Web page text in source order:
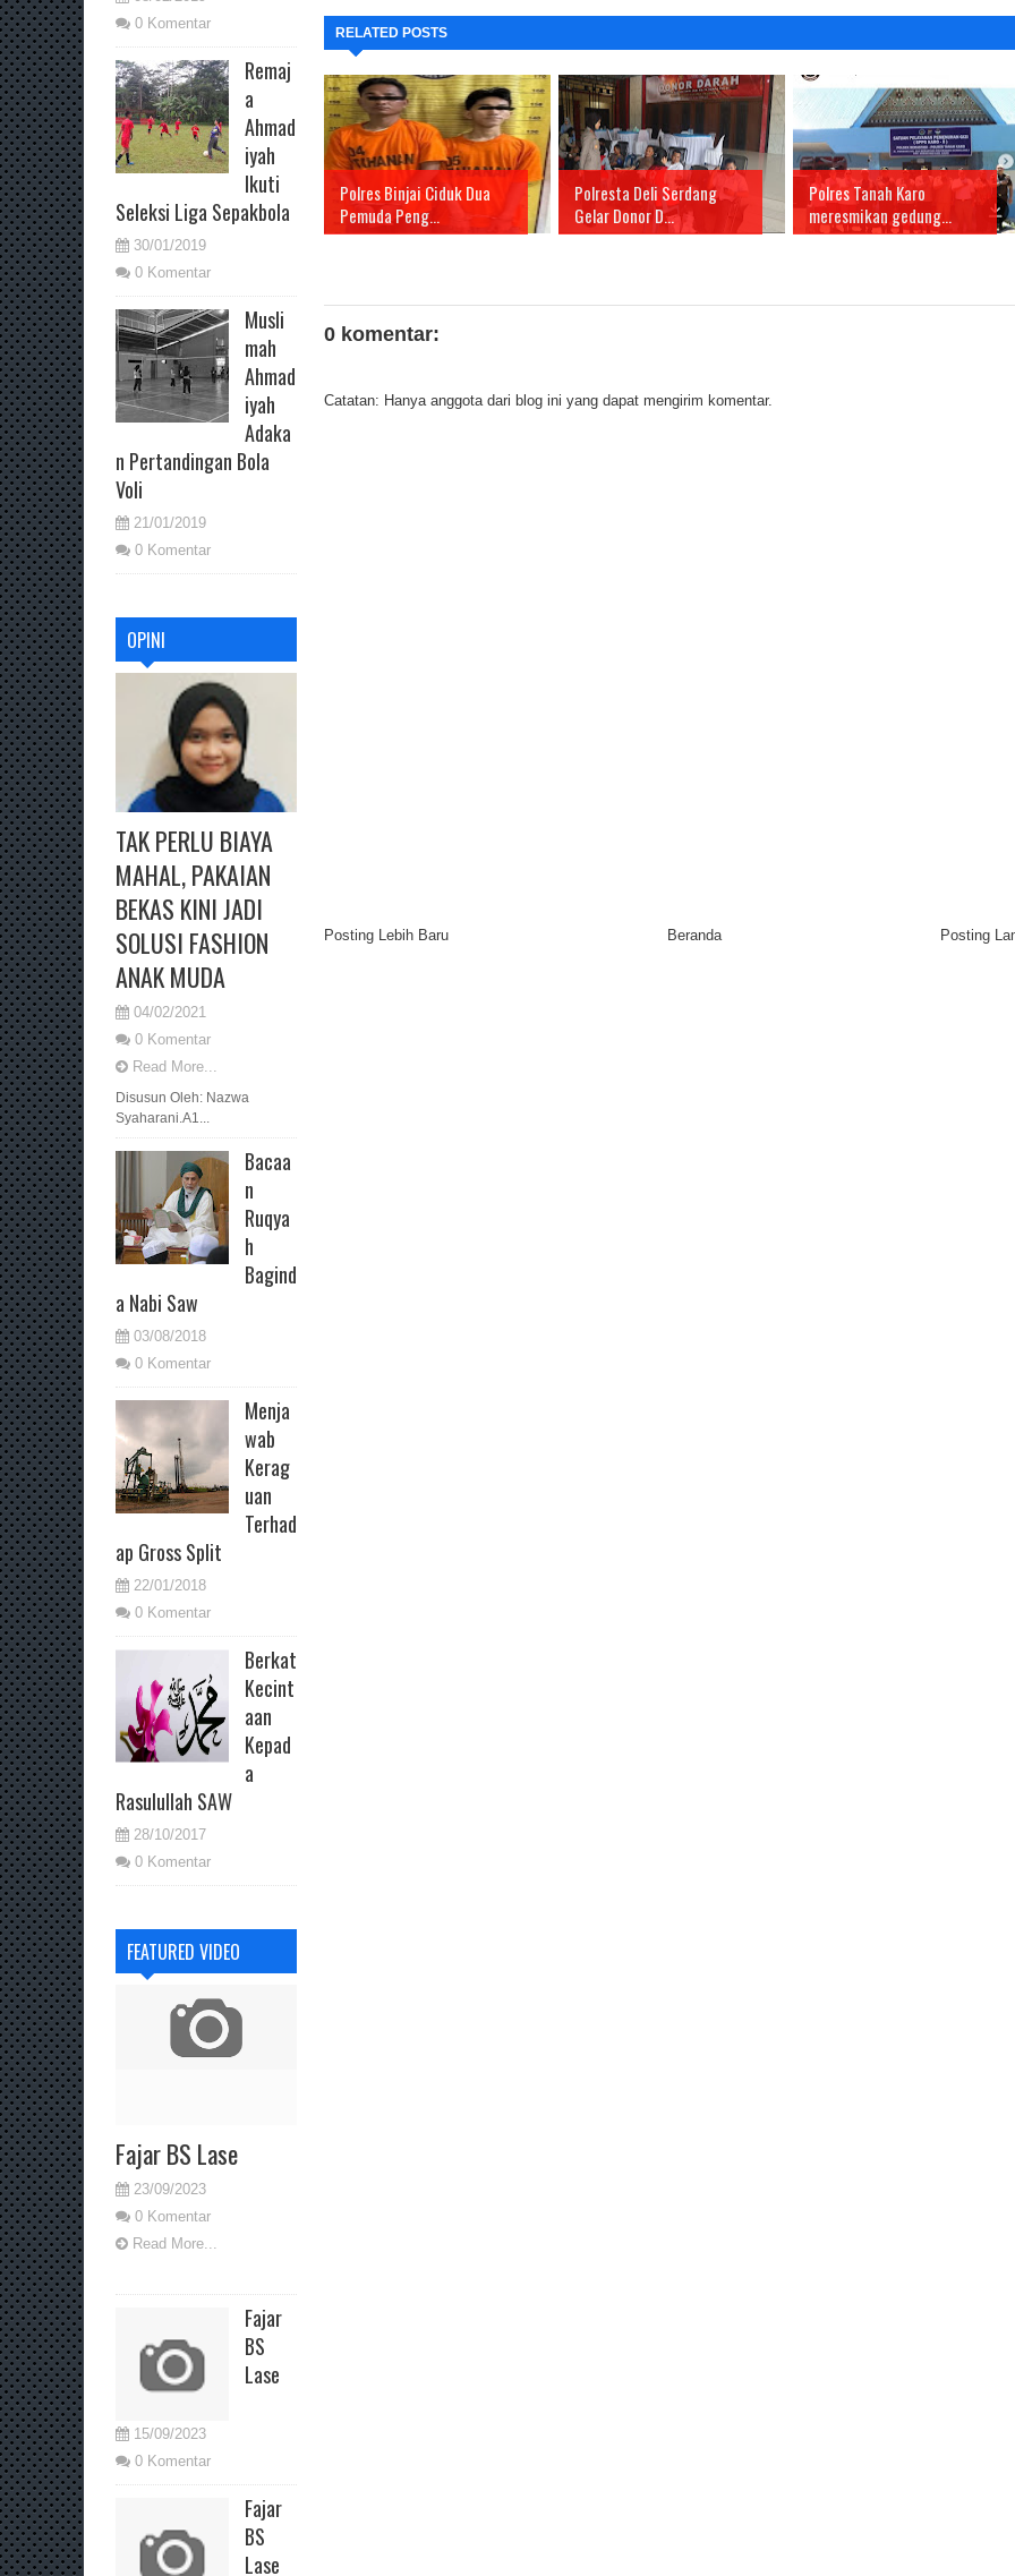
0 Komentar
Remaj
a
Ahmad
iyah
Ikuti
Seleksi Liga Sepakbola
30/01/2019
0 Komentar
Musli
mah
Ahmad
iyah
Adaka
n Pertandingan Bola
Voli
21/01/2019
0 Komentar
OPINI
TAK PERLU BIAYA
MAHAL, PAKAIAN
BEKAS KINI JADI
SOLUSI FASHION
ANAK MUDA
04/02/2021
0 Komentar
Read More...
Disusun Oleh: Nazwa
Syaharani.A1...
Bacaa
n
Ruqya
h
Bagind
a Nabi Saw
03/08/2018
0 Komentar
Menja
wab
Kerag
uan
Terhad
ap Gross Split
22/01/2018
0 Komentar
Berkat
Kecint
aan
Kepad
a
Rasulullah SAW
28/10/2017
0 Komentar
FEATURED VIDEO
Fajar BS Lase
23/09/2023
0 Komentar
Read More...
Fajar
BS
Lase
15/09/2023
0 Komentar
Fajar
BS
Lase
RELATED POSTS
Polres Binjai Ciduk Dua
Pemuda Peng...
Polresta Deli Serdang
Gelar Donor D...
Polres Tanah Karo
meresmikan gedung...
0 komentar:
Catatan: Hanya anggota dari blog ini yang dapat mengirim komentar.
Posting Lebih Baru Posting
Beranda